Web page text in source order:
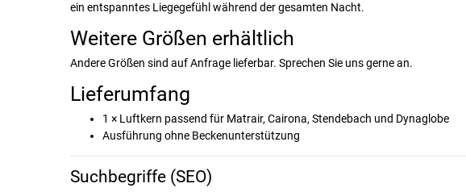
ein entspanntes Liegegefühl während der gesamten Nacht.
Weitere Größen erhältlich
Andere Größen sind auf Anfrage lieferbar. Sprechen Sie uns gerne an.
Lieferumfang
1 × Luftkern passend für Matrair, Cairona, Stendebach und Dynaglobe
Ausführung ohne Beckenunterstützung
Suchbegriffe (SEO)